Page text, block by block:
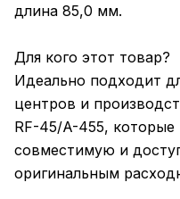
длина 85,0 мм.
Для кого этот товар?
Идеально подходит
центров и
RF-45/A-455,
совместимую и
оригинальным